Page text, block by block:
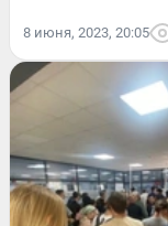
8 июня, 2023, 20:05